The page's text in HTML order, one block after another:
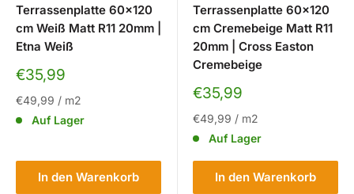
Terrassenplatte 60x120
cm Weiß Matt R11 20mm |
Etna Weiß
Sonderpreis
€35,99
€49,99 / m2
Auf Lager
In den Warenkorb
Terrassenplatte 60x120
cm Cremebeige Matt R11
20mm | Cross Easton
Cremebeige
Sonderpreis
€35,99
€49,99 / m2
Auf Lager
In den Warenkorb